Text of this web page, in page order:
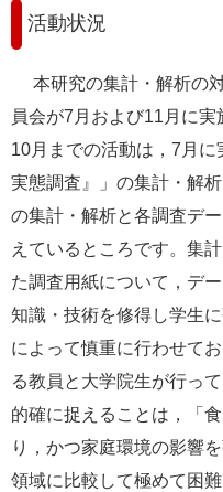
活動状況
本研究の集計・解析の
員会が7 月および11 月に実
10月までの活動は， 7 月に
実態調査 』」の集計・解析
の集計・解析と各調査デ
えているところです。集
た調査用紙について，デ
知識・技術を修得し学生
によって慎重に行わせて
る教員と大学院生が行って
的確に捉えることは，「
り，かつ家庭環境の影響
領域に比較して極めて困難